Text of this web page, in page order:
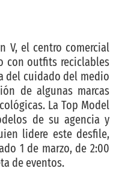
V, el centro comercial
con outfits reciclables
del cuidado del medio
de algunas marcas
La Top Model
de su agencia y
lidere este desfile,
1 de marzo, de 2:00
de eventos.